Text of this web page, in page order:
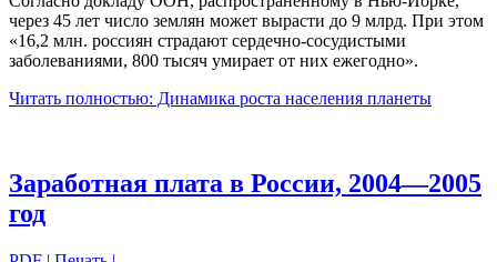
через 45 лет число землян может вырасти до 9 млрд. При этом
«16,2 млн. россиян страдают сердечно-сосудистыми
заболеваниями, 800 тысяч умирает от них ежегодно».
Читать полностью: Динамика роста населения планеты
Заработная плата в России, 2004—2005
год